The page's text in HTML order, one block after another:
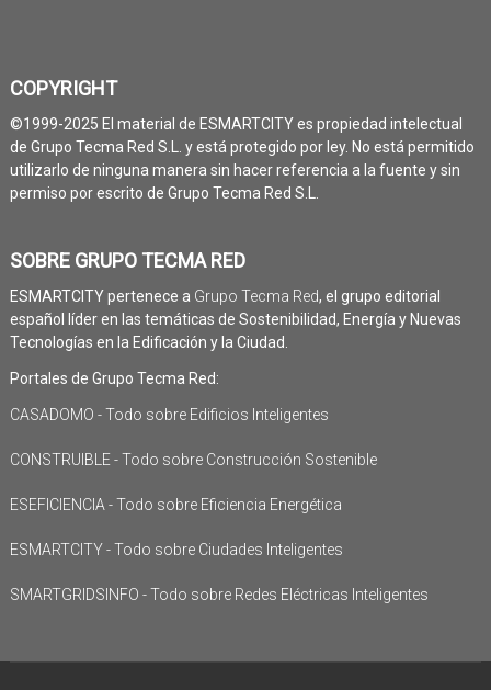
COPYRIGHT
©1999-2025 El material de ESMARTCITY es propiedad intelectual
de Grupo Tecma Red S.L. y está protegido por ley. No está permitido
utilizarlo de ninguna manera sin hacer referencia a la fuente y sin
permiso por escrito de Grupo Tecma Red S.L.
SOBRE GRUPO TECMA RED
ESMARTCITY pertenece a Grupo Tecma Red, el grupo editorial
español líder en las temáticas de Sostenibilidad, Energía y Nuevas
Tecnologías en la Edificación y la Ciudad.
Portales de Grupo Tecma Red:
CASADOMO - Todo sobre Edificios Inteligentes
CONSTRUIBLE - Todo sobre Construcción Sostenible
ESEFICIENCIA - Todo sobre Eficiencia Energética
ESMARTCITY - Todo sobre Ciudades Inteligentes
SMARTGRIDSINFO - Todo sobre Redes Eléctricas Inteligentes